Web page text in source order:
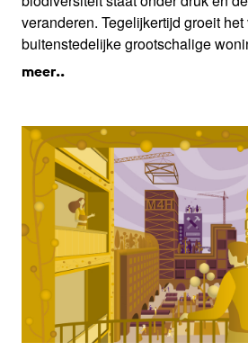
veranderen. Tegelijkertijd groeit
buitenstedelijke grootschalige
Marco Vermeulen laat echter zien
zorgt voor natuurontwikkeling.
meer..